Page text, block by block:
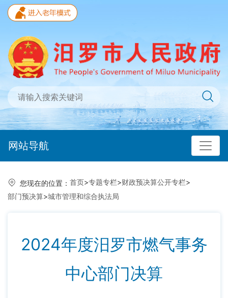
网站导航
您现在的位置： 首页>专题专栏>财政预决算公开专栏>
部门预决算>城市管理和综合执法局
2024年度汨罗市燃气事务
中心部门决算